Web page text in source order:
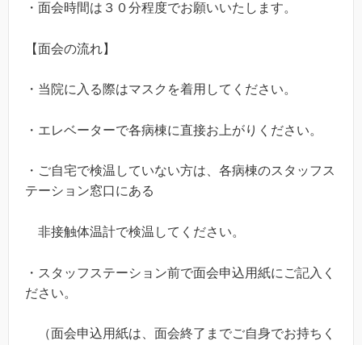
・面会時間は３０分程度でお願いいたします。
【面会の流れ】
・当院に入る際はマスクを着用してください。
・エレベーターで各病棟に直接お上がりください。
・ご自宅で検温していない方は、各病棟のスタッフス
テーション窓口にある
非接触体温計で検温してください。
・スタッフステーション前で面会申込用紙にご記入く
ださい。
（面会申込用紙は、面会終了までご自身でお持ちく